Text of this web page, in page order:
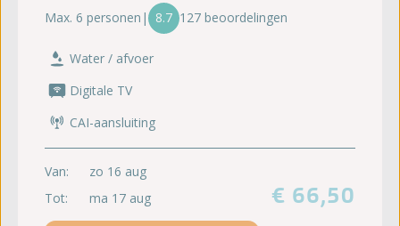
Max. 6 personen | 8.7 127 beoordelingen
Water / afvoer
Digitale TV
CAI-aansluiting
Van:
zo 16 aug
Tot:
ma 17 aug € 66,50